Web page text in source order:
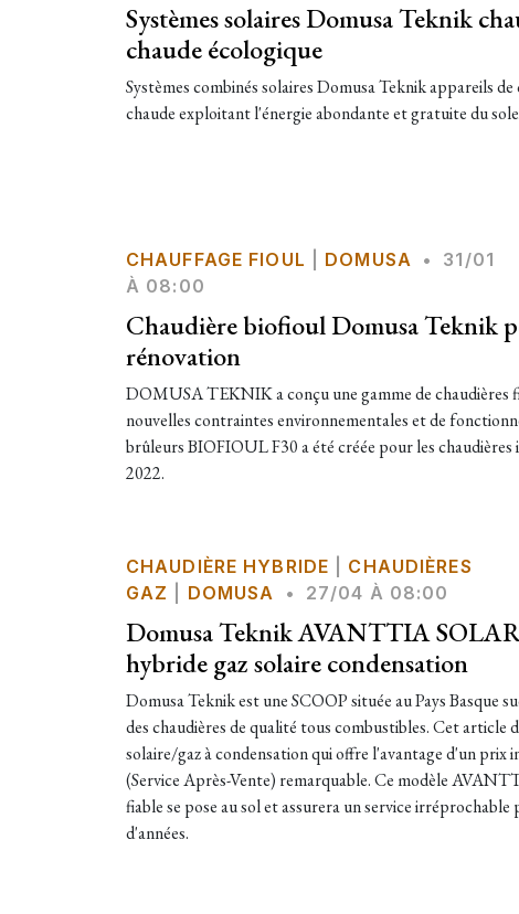
Systèmes solaires Domusa Teknik
chaude écologique
Systèmes combinés solaires Domusa Teknik appareils
chaude exploitant l'énergie abondante et gratuite du
CHAUFFAGE FIOUL DOMUSA •
31/01
À 08:00
Chaudière biofioul Domusa Teknik
rénovation
DOMUSA TEKNIK a conçu une gamme de chaudières
nouvelles contraintes environnementales et de
brûleurs BIOFIOUL F30 a été créée pour les chaudières
2022.
CHAUDIÈRE HYBRIDE
CHAUDIÈRES
GAZ
DOMUSA • 27/04 À 08:00
Domusa Teknik AVANTTIA
hybride gaz solaire condensation
Domusa Teknik est une SCOOP située au Pays Basque
des chaudières de qualité tous combustibles. Cet article
solaire/gaz à condensation qui offre l'avantage d'un prix
(Service Après-Vente) remarquable. Ce modèle
fiable se pose au sol et assurera un service irréprochable
d'années.